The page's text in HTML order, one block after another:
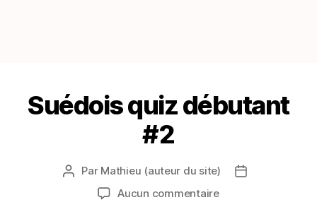
Suédois quiz débutant
#2
Auteur
l’article
Par Mathieu (auteur du site)
Date
Aucun commentairesur